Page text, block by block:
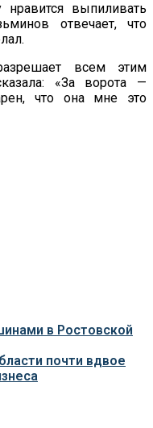
выпиливать
отвечает, что
всем этим
«За ворота
—
что она мне это
в Ростовской
почти вдвое